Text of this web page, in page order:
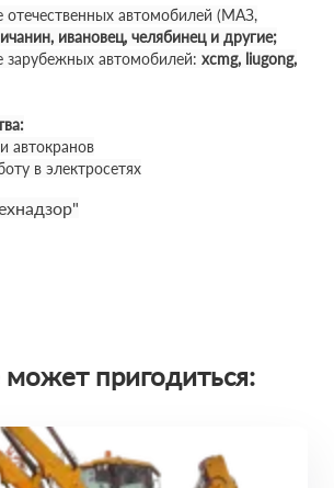
отечественных автомобилей (МАЗ,
ивановец, челябинец и другие;
зарубежных автомобилей: xcmg, liugong,
автокранов
в электросетях
пригодиться: